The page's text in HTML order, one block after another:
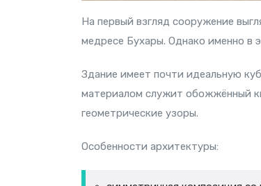
На первый взгляд сооружение
медресе Бухары. Однако именно в
Здание имеет почти идеальную
материалом служит обожжённый
геометрические узоры.
Особенности архитектуры: